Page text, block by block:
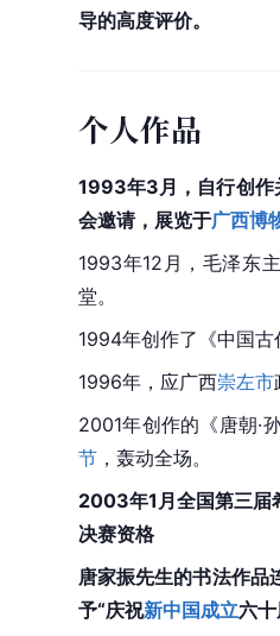
导的高度评价。
个人作品
1993年3月，自行创作
会邀请，展览于广西博
1993年12月，毛泽东
堂。
1994年创作了《中国
1996年，应广西崇左市
2001年创作的《唐朝·
节 ，轰动全场。
2003年1月全国第三届
决赛资格
唐家振先生的书法作品
予“庆祝新中国成立六